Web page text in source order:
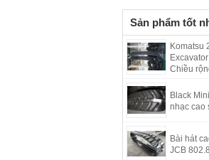
Sản phẩm tốt
Komatsu
Chiều
Black
nhạc cao
Bài hát
JCB 802.8